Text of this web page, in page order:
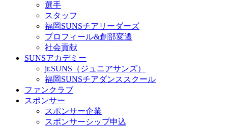
選手
スタッフ
福岡SUNSチアリーダーズ
プロフィール&創部変遷
社会貢献
SUNSアカデミー
jr.SUNS（ジュニアサンズ）
福岡SUNSチアダンススクール
ファンクラブ
スポンサー
スポンサー企業
スポンサーシップ申込